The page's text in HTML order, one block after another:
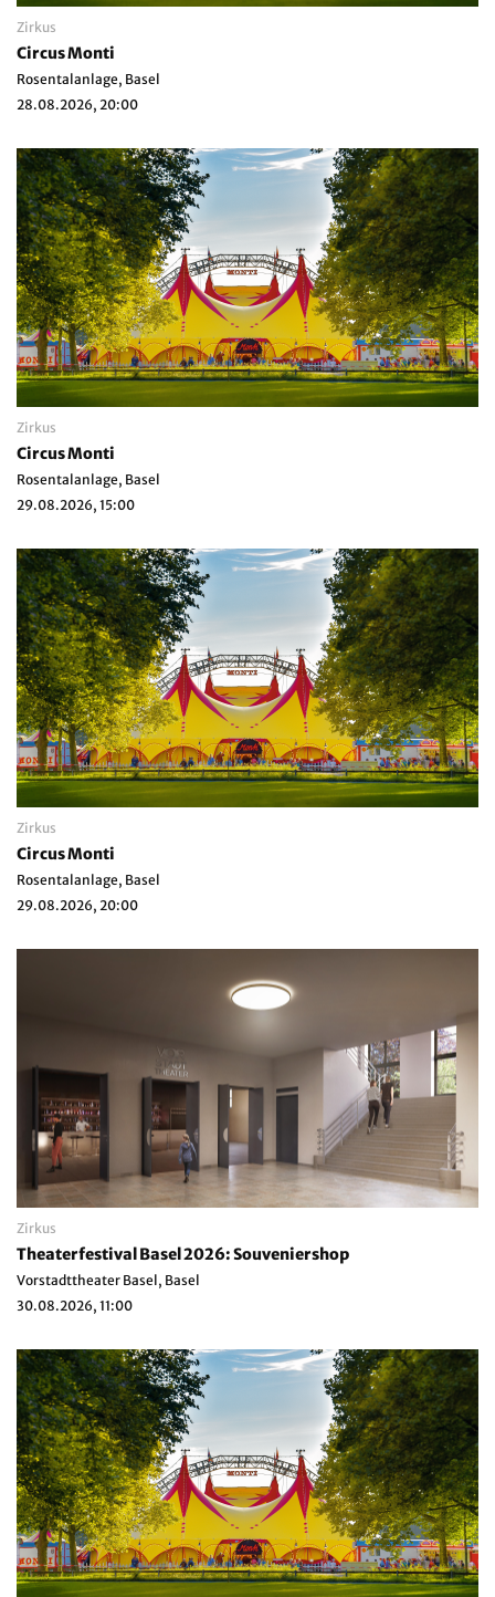
Zirkus
Circus Monti
Rosentalanlage, Basel
28.08.2026, 20:00
Zirkus
Circus Monti
Rosentalanlage, Basel
29.08.2026, 15:00
Zirkus
Circus Monti
Rosentalanlage, Basel
29.08.2026, 20:00
Zirkus
Theaterfestival Basel 2026: Souveniershop
Vorstadttheater Basel, Basel
30.08.2026, 11:00